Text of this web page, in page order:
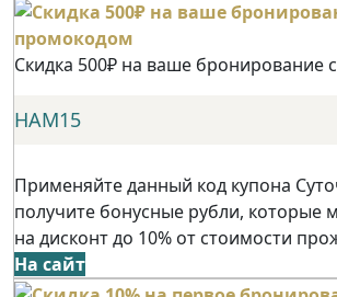
Скидка 500₽ на ваше бронирование
НАМ15
Применяйте данный код купона
получите бонусные рубли, которые
на дисконт до 10% от стоимости
На сайт